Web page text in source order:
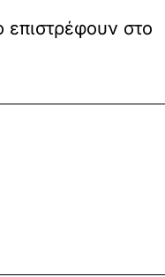
επιστρέφουν στο